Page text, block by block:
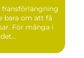
bara om att få
För många i